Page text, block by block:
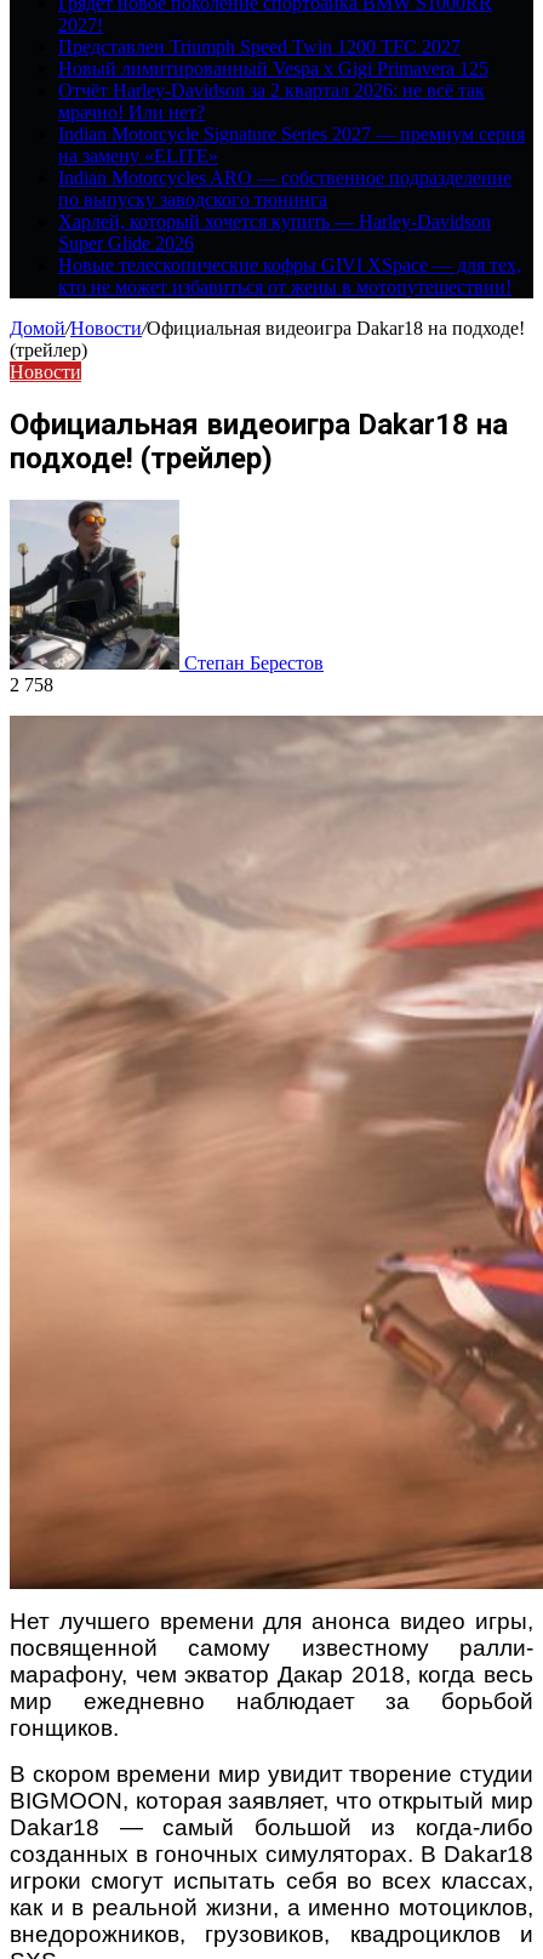
2027!
Представлен Triumph Speed Twin 1200 TFC 2027
Новый лимитированный Vespa x Gigi Primavera 125
Отчёт Harley-Davidson за 2 квартал 2026: не всё так
мрачно! Или нет?
Indian Motorcycle Signature Series 2027 — премиум серия
на замену «ELITE»
Indian Motorcycles ARO — собственное подразделение
по выпуску заводского тюнинга
Харлей, который хочется купить — Harley-Davidson
Super Glide 2026
Новые телескопические кофры GIVI XSpace — для тех,
кто не может избавиться от жены в мотопутешествии!
Домой/Новости/Официальная видеоигра Dakar18 на подходе!
(трейлер)
Новости
Официальная видеоигра Dakar18 на
подходе! (трейлер)
Степан Берестов
2 758
Нет лучшего времени для анонса видео игры,
посвященной самому известному ралли-
марафону, чем экватор Дакар 2018, когда весь
мир ежедневно наблюдает за борьбой
гонщиков.
В скором времени мир увидит творение студии
BIGMOON, которая заявляет, что открытый мир
Dakar18 — самый большой из когда-либо
созданных в гоночных симуляторах. В Dakar18
игроки смогут испытать себя во всех классах,
как и в реальной жизни, а именно мотоциклов,
внедорожников, грузовиков, квадроциклов и